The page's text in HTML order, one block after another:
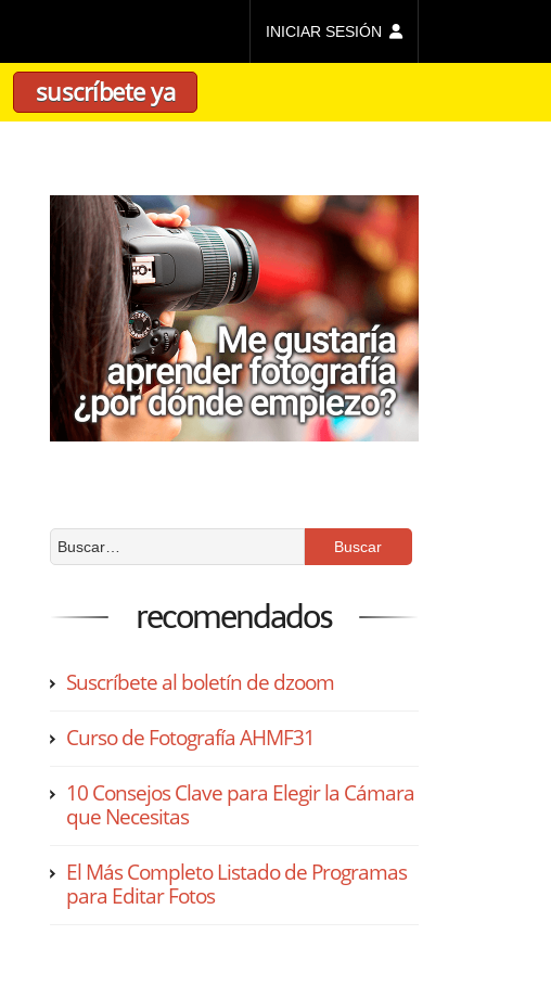
INICIAR SESIÓN
suscríbete ya
recomendados
Suscríbete al boletín de dzoom
Curso de Fotografía AHMF31
10 Consejos Clave para Elegir la Cámara
que Necesitas
El Más Completo Listado de Programas
para Editar Fotos